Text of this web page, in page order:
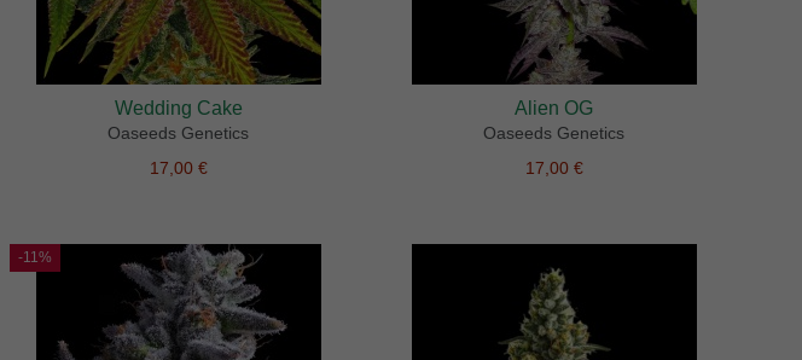
Wedding Cake
Oaseeds Genetics
17,00 €
Alien OG
Oaseeds Genetics
17,00 €
-11%